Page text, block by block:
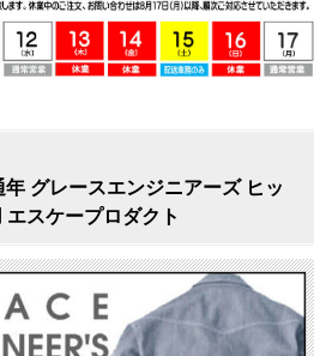
グレースエンジニアーズ ヒッ
スケープロダクト